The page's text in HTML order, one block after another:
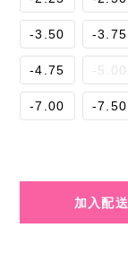
-3.50 -3.75
-4.75 -5.00
-7.00 -7.50